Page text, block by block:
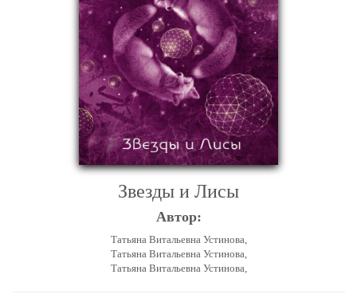
Звезды и Лисы
Автор:
Татьяна Витальевна Устинова,
Татьяна Витальевна Устинова,
Татьяна Витальевна Устинова,